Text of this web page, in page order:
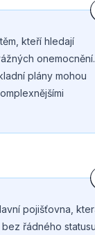
kteří hledají
onemocnění.
plány mohou
pojišťovna,
řádného